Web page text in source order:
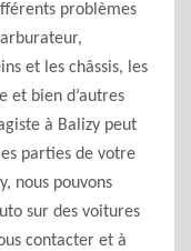
problèmes
et les châssis, les
et bien d’autres
à Balizy peut
parties de votre
nous pouvons
sur des voitures
contacter et à